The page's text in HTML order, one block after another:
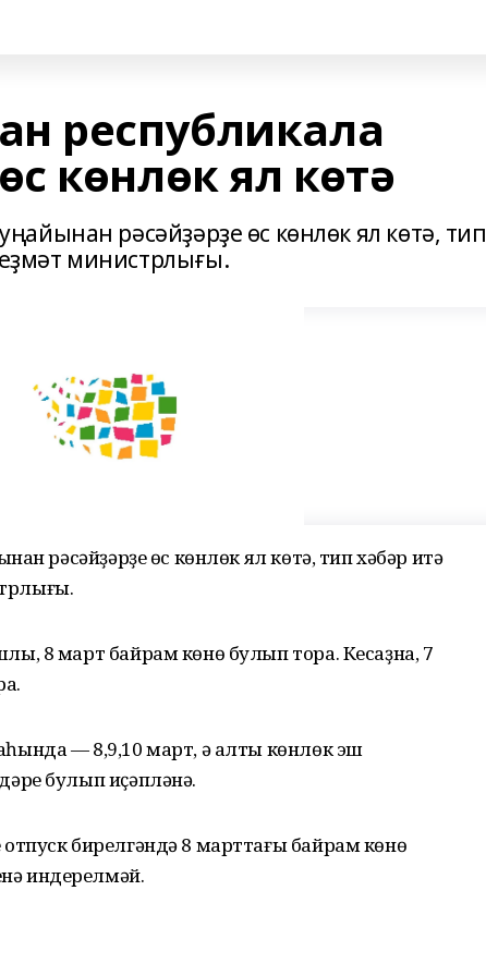
республикала
көнлөк ял көтә
рәсәйҙәрҙе өс көнлөк ял көтә, тип
министрлығы.
рәсәйҙәрҙе өс көнлөк ял көтә, тип хәбәр итә
8 март байрам көнө булып тора. Кесаҙна, 7
— 8,9,10 март, ә алты көнлөк эш
булып иҫәпләнә.
бирелгәндә 8 марттағы байрам көнө
индерелмәй.